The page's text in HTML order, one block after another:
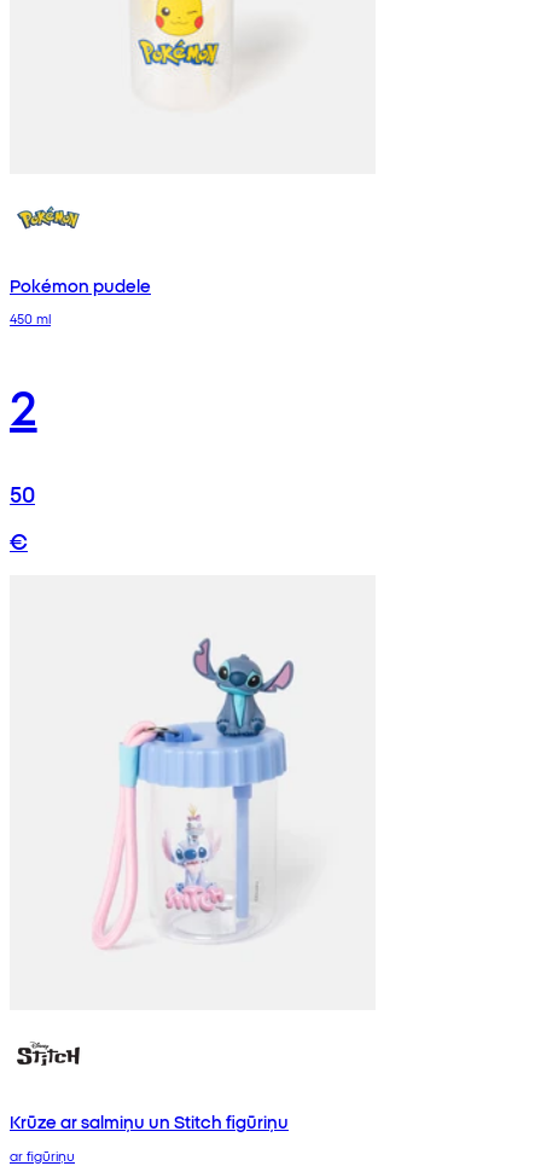
Pokémon pudele
450 ml
2
50
€
Krūze ar salmiņu un Stitch figūriņu
ar figūriņu